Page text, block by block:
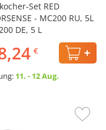
Set RED
- MC200 RU, 5L
DE, 5 L
€
11. - 12 Aug.